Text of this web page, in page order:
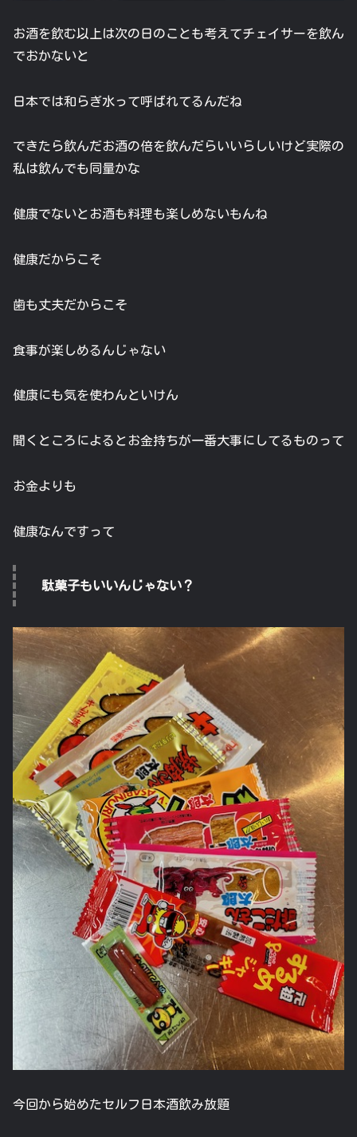
お酒を飲む以上は次の日のことも考えてチェイサーを飲ん
でおかないと
日本では和らぎ水って呼ばれてるんだね
できたら飲んだお酒の倍を飲んだらいいらしいけど実際の
私は飲んでも同量かな
健康でないとお酒も料理も楽しめないもんね
健康だからこそ
歯も丈夫だからこそ
食事が楽しめるんじゃない
健康にも気を使わんといけん
聞くところによるとお金持ちが一番大事にしてるものって
お金よりも
健康なんですって
駄菓子もいいんじゃない？
今回から始めたセルフ日本酒飲み放題